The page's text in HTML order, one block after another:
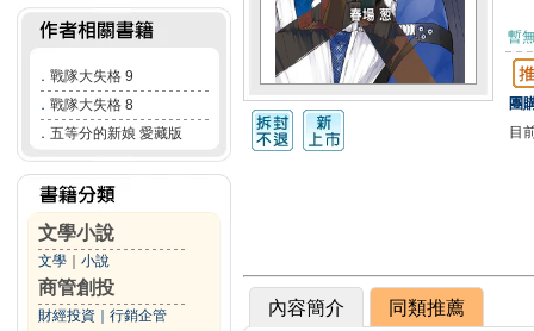
． 戰隊大失格 9
． 戰隊大失格 8
． 五等分的新娘 愛藏版
文學小說
文學 小說
商管創投
財經投資 行銷企管
暫
團
目
內容簡介 同類推薦